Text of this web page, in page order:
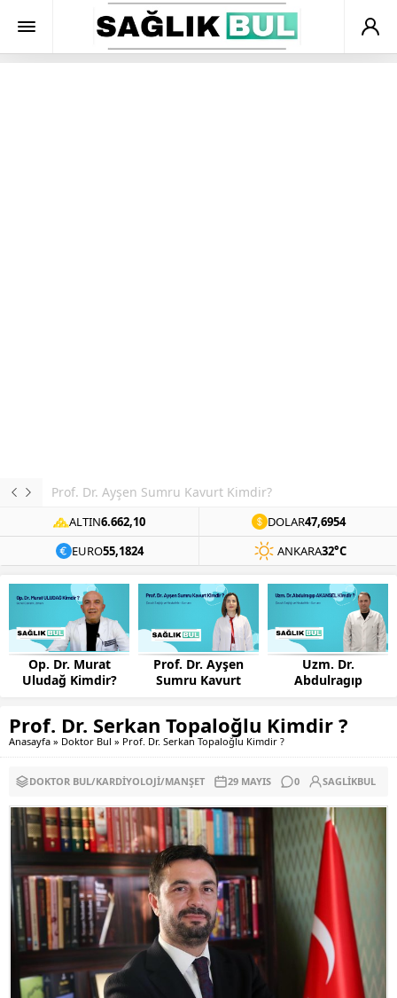
Prof. Dr. Ayşen Sumru Kavurt Kimdir?
ALTIN6.662,10 DOLAR47,6954
EURO55,1824 ANKARA32°C
Op. Dr. Murat
Uludağ Kimdir?
Prof. Dr. Ayşen
Sumru Kavurt
Uzm. Dr.
Abdulragıp
Prof. Dr. Serkan Topaloğlu Kimdir ?
Anasayfa » Doktor Bul » Prof. Dr. Serkan Topaloğlu Kimdir ?
DOKTOR BUL/KARDIYOLOJI/MANŞET 29 MAYIS 0 SAGLIKBUL